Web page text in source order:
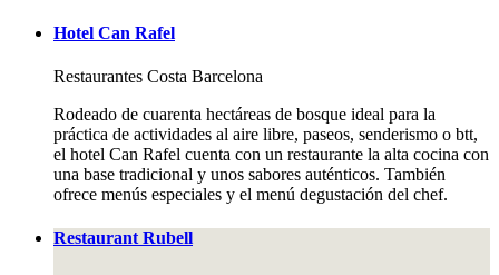
Hotel Can Rafel
Restaurantes Costa Barcelona
Rodeado de cuarenta hectáreas de bosque ideal para la
práctica de actividades al aire libre, paseos, senderismo o btt,
el hotel Can Rafel cuenta con un restaurante la alta cocina con
una base tradicional y unos sabores auténticos. También
ofrece menús especiales y el menú degustación del chef.
Restaurant Rubell